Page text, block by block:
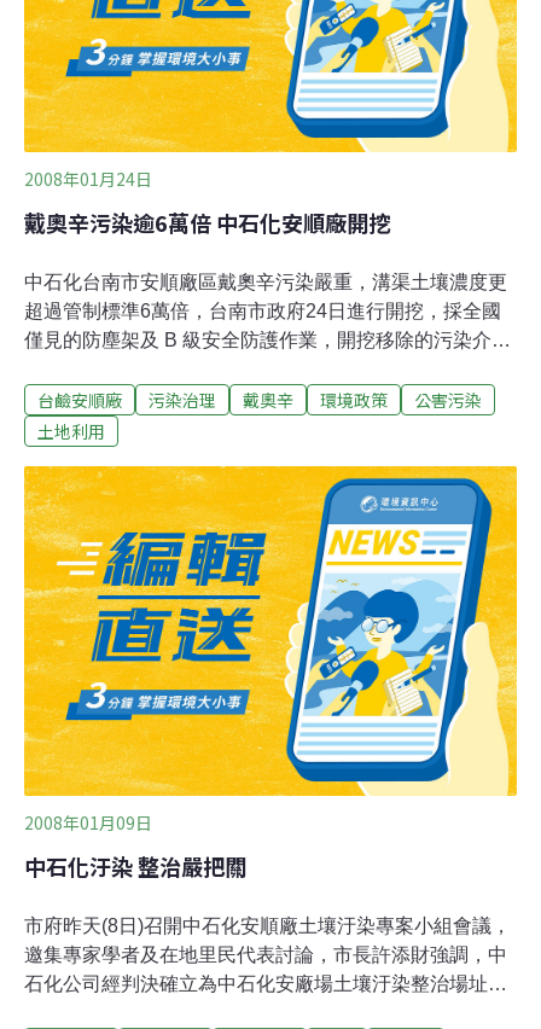
2008年01月24日
戴奧辛污染逾6萬倍 中石化安順廠開挖
中石化台南市安順廠區戴奧辛污染嚴重，溝渠土壤濃度更
超過管制標準6萬倍，台南市政府24日進行開挖，採全國
僅見的防塵架及 B 級安全防護作業，開挖移除的污染介
早期生產五氯酚，關廠後，露天堆置的五氯酚，長期受雨
水沖淋，造成土壤及地下水被污染，廠區排水溝污泥含有
6萬4千1百倍，五氯酚是管制標準的257倍。開挖地區為廠
區內三條廢棄溝渠，總長約130公尺，開挖深度從60公分
至120公分，預定移除180立方公尺的污染介質，封存於鋼
筋混凝土結構物內，至少可存放20年。市府表示，這次開
挖移除作業僅出動一輛怪手及數名工作人員，經費約新台
幣300萬元，預定農曆春節前完工。
台鹼安順廠 污染治理 戴奧辛 環境政策
公害污染
土地利用
2008年01月09日
中石化汙染 整治嚴把關
市府昨天(8日)召開中石化安順廠土壤汙染專案小組會議，
邀集專家學者及在地里民代表討論，市長許添財強調，中
石化公司經判決確立為中石化安廠場土壤汙染整治場址的